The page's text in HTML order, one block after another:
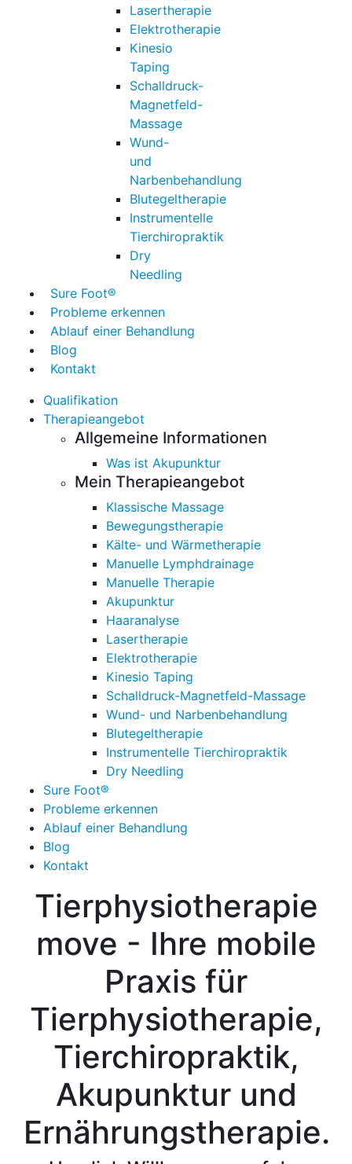
Lasertherapie
Elektrotherapie
Kinesio
Taping
Schalldruck-
Magnetfeld-
Massage
Wund-
und
Narbenbehandlung
Blutegeltherapie
Instrumentelle
Tierchiropraktik
Dry
Needling
Sure Foot®
Probleme erkennen
Ablauf einer Behandlung
Blog
Kontakt
Qualifikation
Therapieangebot
Allgemeine Informationen
Was ist Akupunktur
Mein Therapieangebot
Klassische Massage
Bewegungstherapie
Kälte- und Wärmetherapie
Manuelle Lymphdrainage
Manuelle Therapie
Akupunktur
Haaranalyse
Lasertherapie
Elektrotherapie
Kinesio Taping
Schalldruck-Magnetfeld-Massage
Wund- und Narbenbehandlung
Blutegeltherapie
Instrumentelle Tierchiropraktik
Dry Needling
Sure Foot®
Probleme erkennen
Ablauf einer Behandlung
Blog
Kontakt
Tierphysiotherapie
move - Ihre mobile
Praxis für
Tierphysiotherapie,
Tierchiropraktik,
Akupunktur und
Ernährungstherapie.